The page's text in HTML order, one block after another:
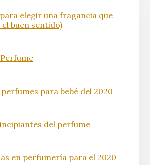
elegir una fragancia que
el buen sentido)
para bebé del 2020
del perfume
en perfumería para el 2020